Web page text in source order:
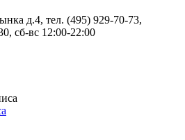
д.4, тел. (495) 929-70-73,
сб-вс 12:00-22:00